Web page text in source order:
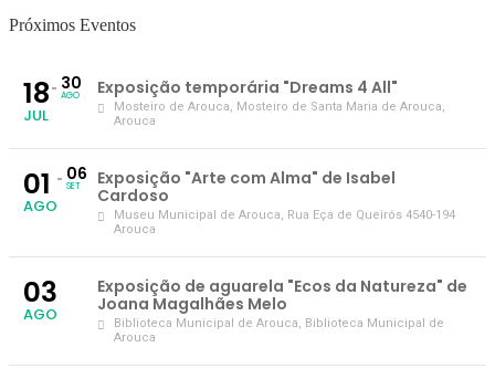
Próximos Eventos
18
JUL
30
AGO Exposição temporária "Dreams 4 All"
Mosteiro de Arouca, Mosteiro de Santa Maria de Arouca,
Arouca
01
AGO
06
SET
Exposição "Arte com Alma" de Isabel
Cardoso
Museu Municipal de Arouca, Rua Eça de Queirós 4540-194
Arouca
03
AGO
Exposição de aguarela "Ecos da Natureza" de
Joana Magalhães Melo
Biblioteca Municipal de Arouca, Biblioteca Municipal de
Arouca